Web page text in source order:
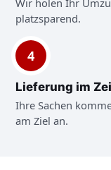
platzsparend.
4
Lieferung im
Ihre Sachen
am Ziel an.